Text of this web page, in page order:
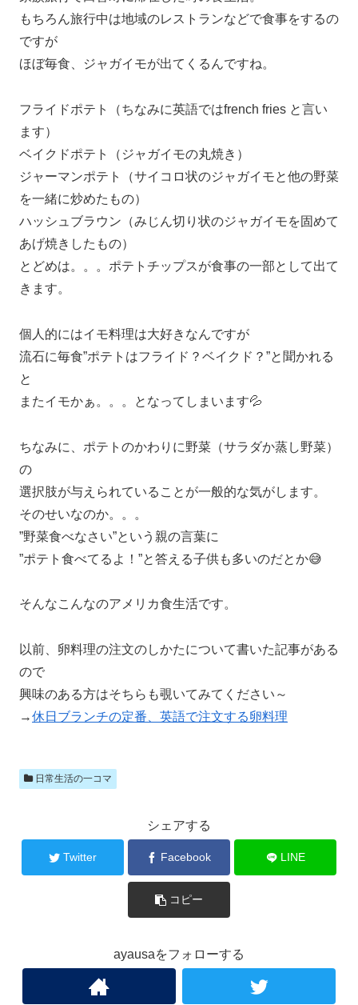
もちろん旅行中は地域のレストランなどで食事をするの
ですが
ほぼ毎食、ジャガイモが出てくるんですね。
フライドポテト（ちなみに英語ではfrench fries と言い
ます）
ベイクドポテト（ジャガイモの丸焼き）
ジャーマンポテト（サイコロ状のジャガイモと他の野菜
を一緒に炒めたもの）
ハッシュブラウン（みじん切り状のジャガイモを固めて
あげ焼きしたもの）
とどめは。。。ポテトチップスが食事の一部として出て
きます。
個人的にはイモ料理は大好きなんですが
流石に毎食”ポテトはフライド？ベイクド？”と聞かれる
と
またイモかぁ。。。となってしまいます💦
ちなみに、ポテトのかわりに野菜（サラダか蒸し野菜）
の
選択肢が与えられていることが一般的な気がします。
そのせいなのか。。。
”野菜食べなさい”という親の言葉に
”ポテト食べてるよ！”と答える子供も多いのだとか😅
そんなこんなのアメリカ食生活です。
以前、卵料理の注文のしかたについて書いた記事がある
ので
興味のある方はそちらも覗いてみてください～
→休日ブランチの定番、英語で注文する卵料理
日常生活の一コマ
シェアする
Twitter Facebook LINE
コピー
ayausaをフォローする